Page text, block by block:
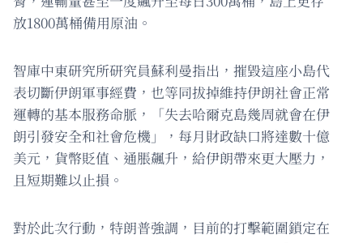
放1800萬桶備用原油。
智庫中東研究所研究員蘇利曼指出，摧毀這座小島代
表切斷伊朗軍事經費，也等同拔掉維持伊朗社會正常
運轉的基本服務命脈，「失去哈爾克島幾周就會在伊
朗引發安全和社會危機」，每月財政缺口將達數十億
美元，貨幣貶值、通脹飆升，給伊朗帶來更大壓力，
且短期難以止損。
對於此次行動，特朗普強調，目前的打擊範圍鎖定在